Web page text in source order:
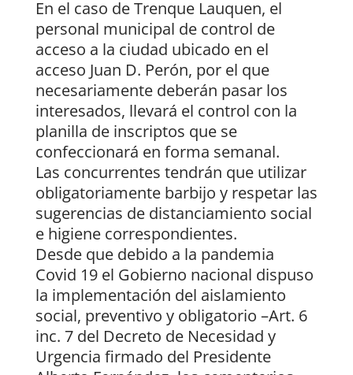
En el caso de Trenque Lauquen, el
personal municipal de control de
acceso a la ciudad ubicado en el
acceso Juan D. Perón, por el que
necesariamente deberán pasar los
interesados, llevará el control con la
planilla de inscriptos que se
confeccionará en forma semanal.
Las concurrentes tendrán que utilizar
obligatoriamente barbijo y respetar las
sugerencias de distanciamiento social
e higiene correspondientes.
Desde que debido a la pandemia
Covid 19 el Gobierno nacional dispuso
la implementación del aislamiento
social, preventivo y obligatorio –Art. 6
inc. 7 del Decreto de Necesidad y
Urgencia firmado del Presidente